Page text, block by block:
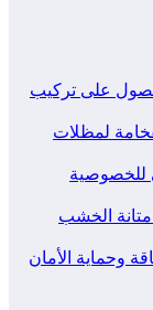
على تركيب
لمظلات
للخصوصية
الخشب
وحماية الأمان